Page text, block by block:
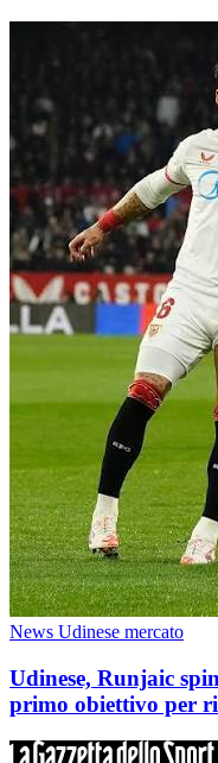
News Udinese mercato
Udinese, Runjaic
primo obiettivo per